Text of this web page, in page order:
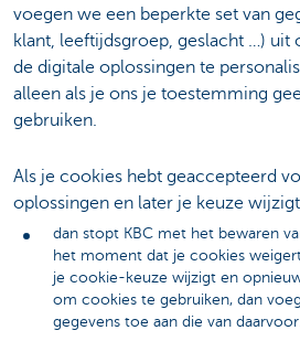
voegen we een beperkte set van
klant, leeftijdsgroep, geslacht …) uit
de digitale oplossingen te
alleen als je ons je toestemming
gebruiken.
Als je cookies hebt geaccepteerd
oplossingen en later je keuze
dan stopt KBC met het bewaren
het moment dat je cookies
je cookie-keuze wijzigt en
om cookies te gebruiken, dan
gegevens toe aan die van